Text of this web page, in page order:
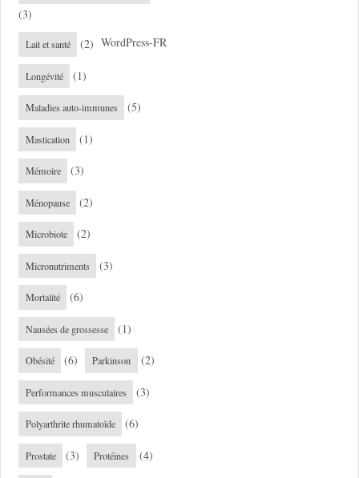
(3)
Lait et santé (2)
Longévité (1)
Maladies auto-immunes (5)
Mastication (1)
Mémoire (3)
Ménopause (2)
Microbiote (2)
Micronutriments (3)
Mortalité (6)
Nausées de grossesse (1)
Obésité (6) Parkinson (2)
Performances musculaires (3)
Polyarthrite rhumatoïde (6)
Prostate (3) Protéines (4)
WordPress-FR